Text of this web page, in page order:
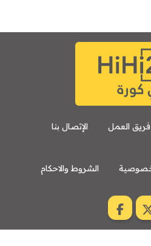
العمل الإتصال بنا
الشروط والاحكام